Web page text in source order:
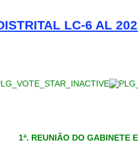
LC-6 AL
1ª. REUNIÃO DO GABINETE